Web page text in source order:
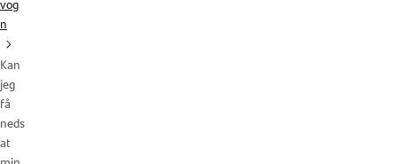
vog
n
Kan
jeg
få
neds
at